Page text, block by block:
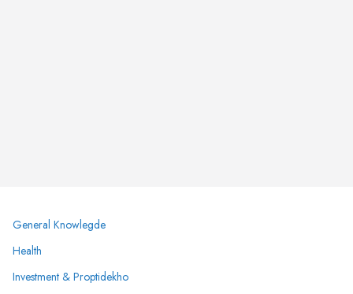
General Knowlegde
Health
Investment & Proptidekho